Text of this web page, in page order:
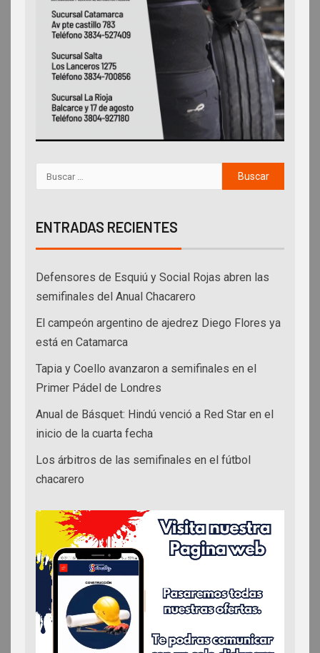
ENTRADAS RECIENTES
Defensores de Esquiú y Social Rojas abren las
semifinales del Anual Chacarero
El campeón argentino de ajedrez Diego Flores ya
está en Catamarca
Tapia y Coello avanzaron a semifinales en el
Primer Pádel de Londres
Anual de Básquet: Hindú venció a Red Star en el
inicio de la cuarta fecha
Los árbitros de las semifinales en el fútbol
chacarero